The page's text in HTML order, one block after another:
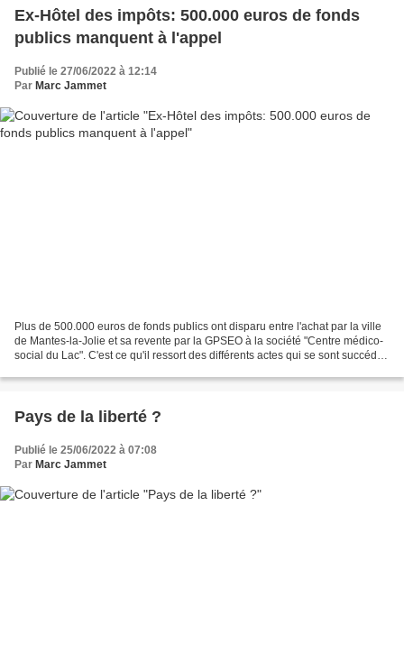
Ex-Hôtel des impôts: 500.000 euros de fonds
publics manquent à l'appel
Publié le 27/06/2022 à 12:14
Par Marc Jammet
Plus de 500.000 euros de fonds publics ont disparu entre l'achat par la ville
de Mantes-la-Jolie et sa revente par la GPSEO à la société "Centre médico-
social du Lac". C'est ce qu'il ressort des différents actes qui se sont succédé
Pays de la liberté ?
Publié le 25/06/2022 à 07:08
Par Marc Jammet